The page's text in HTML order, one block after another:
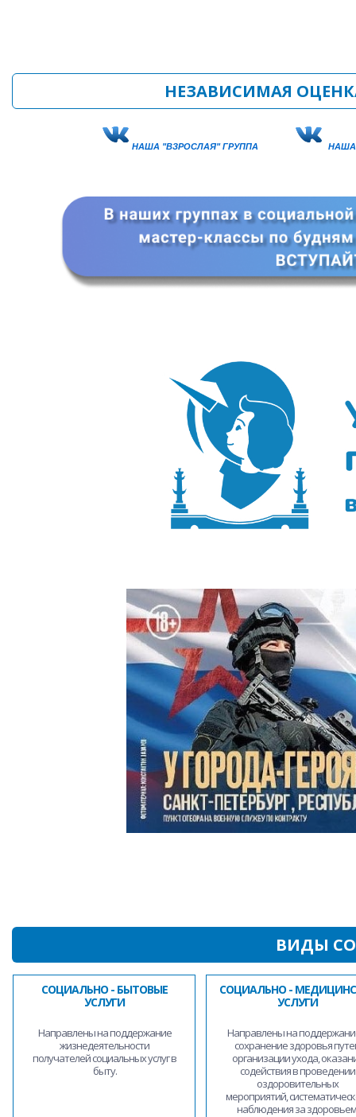
НЕЗАВИСИМАЯ
НАША "ВЗРОСЛАЯ" ГРУППА НАША
ВИДЫ
СОЦИАЛЬНО - БЫТОВЫЕ
УСЛУГИ
Направлены на поддержание
жизнедеятельности
получателей социальных услуг в
быту.
СОЦИАЛЬНО -
УСЛУГИ
Направлены на
сохранение здоровья
организации ухода,
содействия в проведении
оздоровительных
мероприятий,
наблюдения за